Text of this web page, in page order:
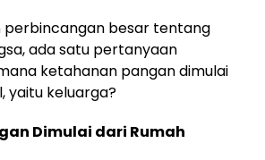
perbincangan besar tentang
ada satu pertanyaan
ketahanan pangan dimulai
yaitu keluarga?
Dimulai dari Rumah